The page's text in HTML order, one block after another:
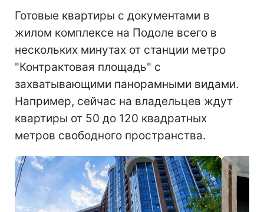
Готовые квартиры с документами в
жилом комплексе на Подоле всего в
нескольких минутах от станции метро
"Контрактовая площадь" с
захватывающими панорамными видами.
Например, сейчас на владельцев ждут
квартиры от 50 до 120 квадратных
метров свободного пространства.